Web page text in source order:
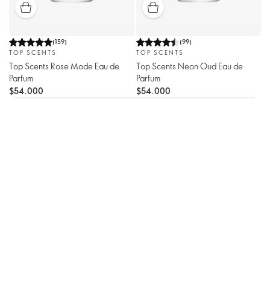
(159)
TOP SCENTS
Top Scents Rose Mode Eau de
Parfum
$54.000
(99)
TOP SCENTS
Top Scents Neon Oud Eau de
Parfum
$54.000